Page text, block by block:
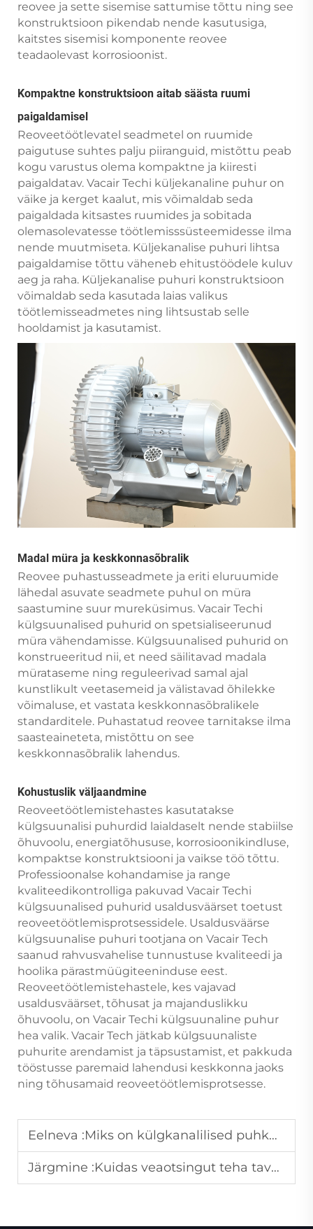
reovee ja sette sisemise sattumise tõttu ning see
konstruktsioon pikendab nende kasutusiga,
kaitstes sisemisi komponente reovee
teadaolevast korrosioonist.
Kompaktne konstruktsioon aitab säästa ruumi
paigaldamisel
Reoveetöötlevatel seadmetel on ruumide
paigutuse suhtes palju piiranguid, mistõttu peab
kogu varustus olema kompaktne ja kiiresti
paigaldatav. Vacair Techi küljekanaline puhur on
väike ja kerget kaalut, mis võimaldab seda
paigaldada kitsastes ruumides ja sobitada
olemasolevatesse töötlemisssüsteemidesse ilma
nende muutmiseta. Küljekanalise puhuri lihtsa
paigaldamise tõttu väheneb ehitustöödele kuluv
aeg ja raha. Küljekanalise puhuri konstruktsioon
võimaldab seda kasutada laias valikus
töötlemisseadmetes ning lihtsustab selle
hooldamist ja kasutamist.
Madal müra ja keskkonnasõbralik
Reovee puhastusseadmete ja eriti eluruumide
lähedal asuvate seadmete puhul on müra
saastumine suur mureküsimus. Vacair Techi
külgsuunalised puhurid on spetsialiseerunud
müra vähendamisse. Külgsuunalised puhurid on
konstrueeritud nii, et need säilitavad madala
mürataseme ning reguleerivad samal ajal
kunstlikult veetasemeid ja välistavad õhilekke
võimaluse, et vastata keskkonnasõbralikele
standarditele. Puhastatud reovee tarnitakse ilma
saasteaineteta, mistõttu on see
keskkonnasõbralik lahendus.
Kohustuslik väljaandmine
Reoveetöötlemistehastes kasutatakse
külgsuunalisi puhurdid laialdaselt nende stabiilse
õhuvoolu, energiatõhususe, korrosioonikindluse,
kompaktse konstruktsiooni ja vaikse töö tõttu.
Professioonalse kohandamise ja range
kvaliteedikontrolliga pakuvad Vacair Techi
külgsuunalised puhurid usaldusväärset toetust
reoveetöötlemisprotsessidele. Usaldusväärse
külgsuunalise puhuri tootjana on Vacair Tech
saanud rahvusvahelise tunnustuse kvaliteedi ja
hoolika pärastmüügiteeninduse eest.
Reoveetöötlemistehastele, kes vajavad
usaldusväärset, tõhusat ja majanduslikku
õhuvoolu, on Vacair Techi külgsuunaline puhur
hea valik. Vacair Tech jätkab külgsuunaliste
puhurite arendamist ja täpsustamist, et pakkuda
tööstusse paremaid lahendusi keskkonna jaoks
ning tõhusamaid reoveetöötlemisprotsesse.
Eelneva :Miks on külgkanalilised puhkuri vastupidavad tolmu ja prügi suhtes puidutööstuse tehastes?
Järgmine :Kuidas veaotsingut teha tavaliste rõhukaotuste probleemide korral vaakumipumbas?